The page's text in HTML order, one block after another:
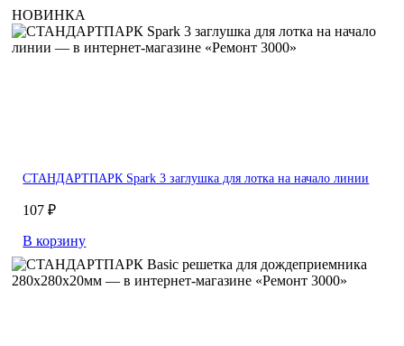
НОВИНКА
СТАНДАРТПАРК Spark 3 заглушка для лотка на начало линии
107 ₽
В корзину